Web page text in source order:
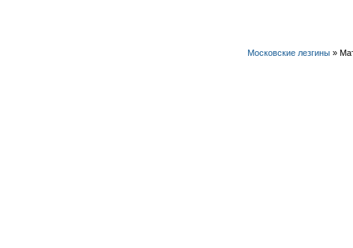
Московские лезгины »